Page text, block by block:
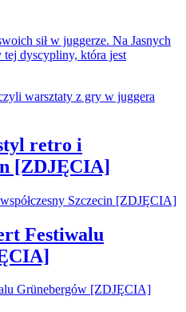
sił w juggerze. Na Jasnych
tej dyscypliny, która jest
retro i
[ZDJĘCIA]
Festiwalu